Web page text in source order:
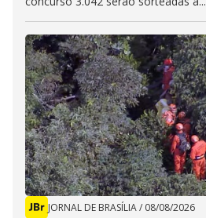
JORNAL DE BRASÍLIA/ 08/08/2026